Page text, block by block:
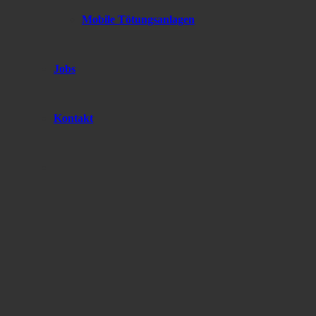
Mobile Tötungsanlagen
Jobs
Kontakt